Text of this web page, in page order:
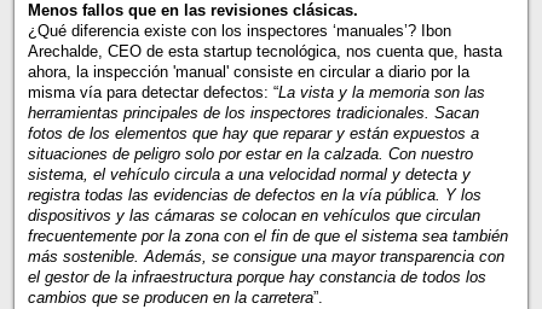
Menos fallos que en las revisiones clásicas.
¿Qué diferencia existe con los inspectores ‘manuales’? Ibon
Arechalde, CEO de esta startup tecnológica, nos cuenta que, hasta
ahora, la inspección 'manual' consiste en circular a diario por la
misma vía para detectar defectos: “La vista y la memoria son las
herramientas principales de los inspectores tradicionales. Sacan
fotos de los elementos que hay que reparar y están expuestos a
situaciones de peligro solo por estar en la calzada. Con nuestro
sistema, el vehículo circula a una velocidad normal y detecta y
registra todas las evidencias de defectos en la vía pública. Y los
dispositivos y las cámaras se colocan en vehículos que circulan
frecuentemente por la zona con el fin de que el sistema sea también
más sostenible. Además, se consigue una mayor transparencia con
el gestor de la infraestructura porque hay constancia de todos los
cambios que se producen en la carretera”.